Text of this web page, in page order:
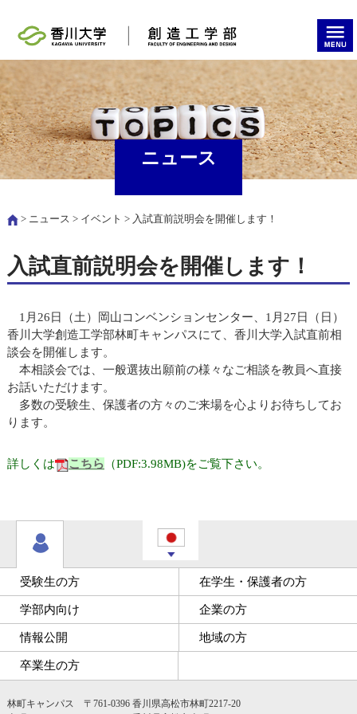
ニュース
> ニュース > イベント > 入試直前説明会を開催します！
入試直前説明会を開催します！
1月26日（土）岡山コンベンションセンター、1月27日（日）
香川大学創造工学部林町キャンパスにて、香川大学入試直前相
談会を開催します。
本相談会では、一般選抜出願前の様々なご相談を教員へ直接
お話いただけます。
多数の受験生、保護者の方々のご来場を心よりお待ちしてお
ります。
詳しくは こちら （PDF:3.98MB)をご覧下さい。
受験生の方 在学生・保護者の方
学部内向け 企業の方
情報公開 地域の方
卒業生の方
林町キャンパス 〒761-0396 香川県高松市林町2217-20